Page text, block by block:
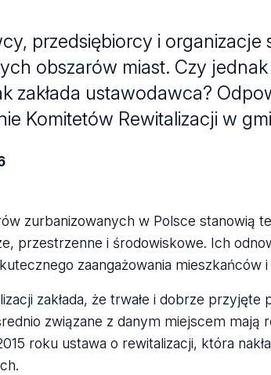
przedsiębiorcy i organizacje
obszarów miast. Czy
zakłada ustawodawca?
Komitetów Rewitalizacji w
zurbanizowanych w Polsce stanowią
przestrzenne i środowiskowe. Ich
zaangażowania mieszkańców
zakłada, że trwałe i dobrze
związane z danym miejscem mają
roku ustawa o rewitalizacji, która